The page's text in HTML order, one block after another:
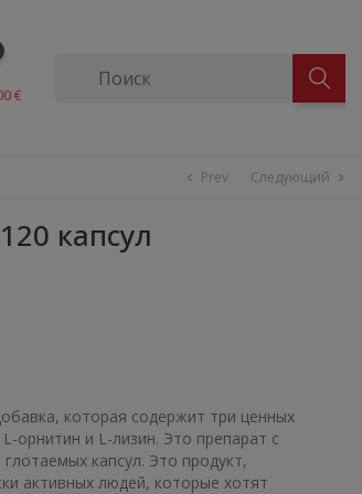
€
chevron_left Prev Следующий chevron_right
капсул
которая содержит три ценных
орнитин и L-лизин. Это препарат с
капсул. Это продукт,
активных людей, которые хотят